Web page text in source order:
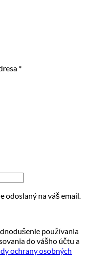
*Povinné
odoslaný na váš email.
používania
do vášho účtu a
ochrany osobných